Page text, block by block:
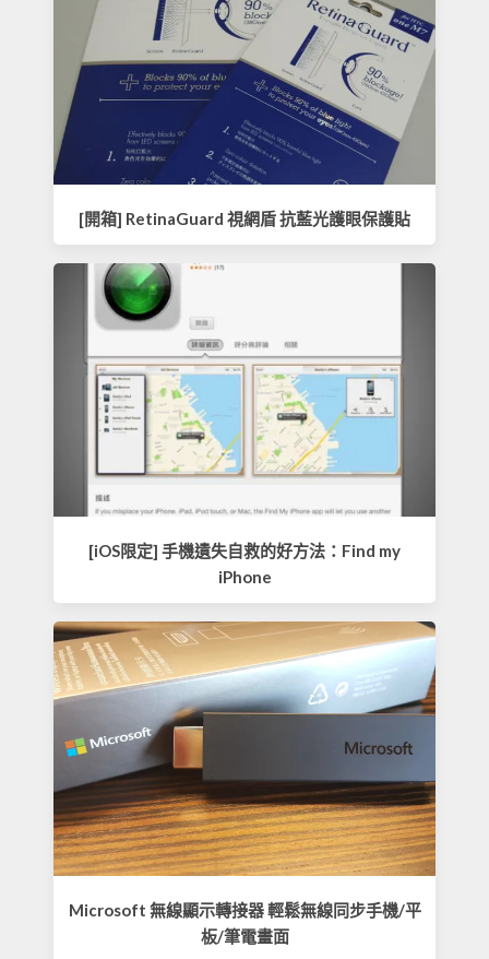
[開箱] RetinaGuard 視網盾 抗藍光護眼保護貼
[iOS限定] 手機遺失自救的好方法：Find my
iPhone
Microsoft 無線顯示轉接器 輕鬆無線同步手機/平
板/筆電畫面